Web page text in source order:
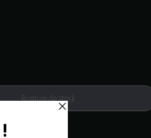
Rupture de stock